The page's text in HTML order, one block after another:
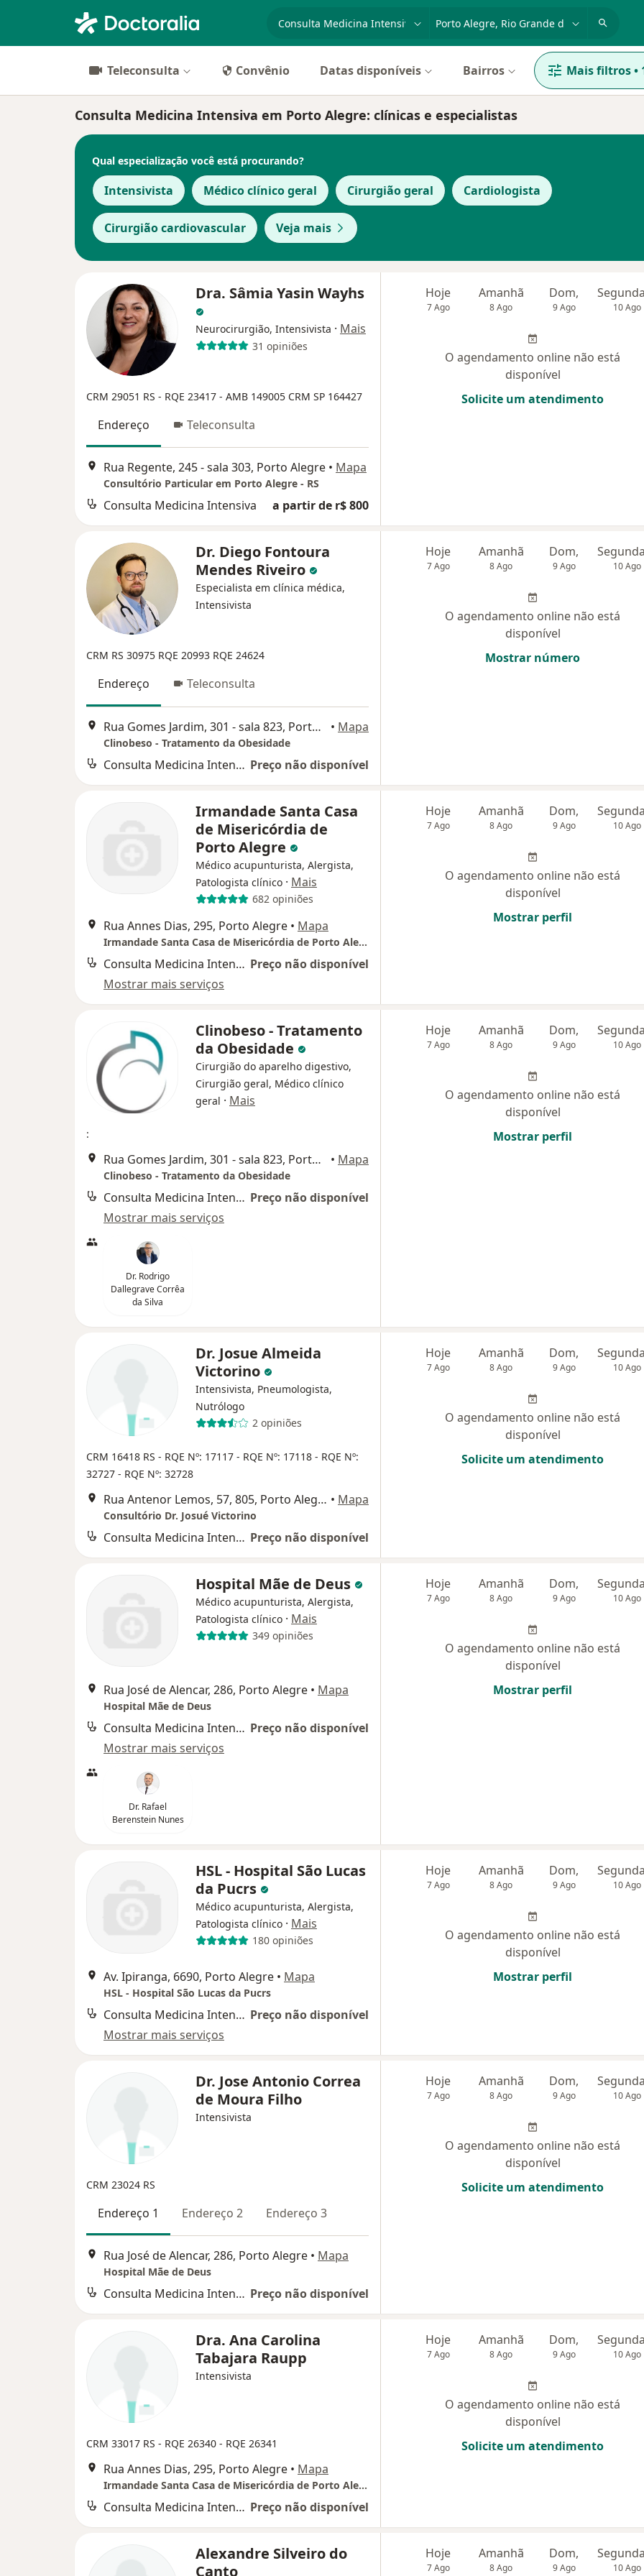
Teleconsulta Convênio Datas disponíveis Bairros Mais filtros•
Consulta Medicina Intensiva em Porto Alegre: clínicas e especialistas
Qual especialização você está procurando?
Intensivista Médico clínico geral Cirurgião geral Cardiologista
Cirurgião cardiovascular Veja mais
Dra. Sâmia Yasin Wayhs
Neurocirurgião, Intensivista · Mais
31 opiniões
CRM 29051 RS - RQE 23417 - AMB 149005 CRM SP 164427
Endereço Teleconsulta
Rua Regente, 245 - sala 303, Porto Alegre • Mapa
Consultório Particular em Porto Alegre - RS
Consulta Medicina Intensiva a partir de r$ 800
Hoje
7 Ago
Amanhã
8 Ago
Dom,
9 Ago 10 Ago
O agendamento online não está
disponível
Solicite um atendimento
Dr. Diego Fontoura
Mendes Riveiro
Especialista em clínica médica,
Intensivista
CRM RS 30975 RQE 20993 RQE 24624
Endereço Teleconsulta
Rua Gomes Jardim, 301 - sala 823, Porto Alegre • Mapa
Clinobeso - Tratamento da Obesidade
Consulta Medicina Intensiva Preço não disponível
Hoje
7 Ago
Amanhã
8 Ago
Dom,
9 Ago 10 Ago
O agendamento online não está
disponível
Mostrar número
Irmandade Santa Casa
de Misericórdia de
Porto Alegre
Médico acupunturista, Alergista,
Patologista clínico · Mais
682 opiniões
Rua Annes Dias, 295, Porto Alegre • Mapa
Irmandade Santa Casa de Misericórdia de Porto Alegre
Consulta Medicina Intensiva Preço não disponível
Mostrar mais serviços
Hoje
7 Ago
Amanhã
8 Ago
Dom,
9 Ago 10 Ago
O agendamento online não está
disponível
Mostrar perfil
Clinobeso - Tratamento
da Obesidade
Cirurgião do aparelho digestivo,
Cirurgião geral, Médico clínico
geral · Mais
:
Rua Gomes Jardim, 301 - sala 823, Porto Alegre • Mapa
Clinobeso - Tratamento da Obesidade
Consulta Medicina Intensiva Preço não disponível
Mostrar mais serviços
Dr. Rodrigo
Dallegrave Corrêa
da Silva
Hoje
7 Ago
Amanhã
8 Ago
Dom,
9 Ago 10 Ago
O agendamento online não está
disponível
Mostrar perfil
Dr. Josue Almeida
Victorino
Intensivista, Pneumologista,
Nutrólogo
2 opiniões
CRM 16418 RS - RQE Nº: 17117 - RQE Nº: 17118 - RQE Nº:
32727 - RQE Nº: 32728
Rua Antenor Lemos, 57, 805, Porto Alegre • Mapa
Consultório Dr. Josué Victorino
Consulta Medicina Intensiva Preço não disponível
Hoje
7 Ago
Amanhã
8 Ago
Dom,
9 Ago 10 Ago
O agendamento online não está
disponível
Solicite um atendimento
Hospital Mãe de Deus
Médico acupunturista, Alergista,
Patologista clínico · Mais
349 opiniões
Rua José de Alencar, 286, Porto Alegre • Mapa
Hospital Mãe de Deus
Consulta Medicina Intensiva Preço não disponível
Mostrar mais serviços
Dr. Rafael
Berenstein Nunes
Hoje
7 Ago
Amanhã
8 Ago
Dom,
9 Ago 10 Ago
O agendamento online não está
disponível
Mostrar perfil
HSL - Hospital São Lucas
da Pucrs
Médico acupunturista, Alergista,
Patologista clínico · Mais
180 opiniões
Av. Ipiranga, 6690, Porto Alegre • Mapa
HSL - Hospital São Lucas da Pucrs
Consulta Medicina Intensiva Preço não disponível
Mostrar mais serviços
Hoje
7 Ago
Amanhã
8 Ago
Dom,
9 Ago 10 Ago
O agendamento online não está
disponível
Mostrar perfil
Dr. Jose Antonio Correa
de Moura Filho
Intensivista
CRM 23024 RS
Endereço 1 Endereço 2 Endereço 3
Rua José de Alencar, 286, Porto Alegre • Mapa
Hospital Mãe de Deus
Consulta Medicina Intensiva Preço não disponível
Hoje
7 Ago
Amanhã
8 Ago
Dom,
9 Ago 10 Ago
O agendamento online não está
disponível
Solicite um atendimento
Dra. Ana Carolina
Tabajara Raupp
Intensivista
CRM 33017 RS - RQE 26340 - RQE 26341
Rua Annes Dias, 295, Porto Alegre • Mapa
Irmandade Santa Casa de Misericórdia de Porto Alegre
Consulta Medicina Intensiva Preço não disponível
Hoje
7 Ago
Amanhã
8 Ago
Dom,
9 Ago 10 Ago
O agendamento online não está
disponível
Solicite um atendimento
Alexandre Silveiro do
Canto
Hoje
7 Ago
Amanhã
8 Ago
Dom,
9 Ago 10 Ago